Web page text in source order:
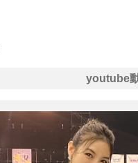
youtube